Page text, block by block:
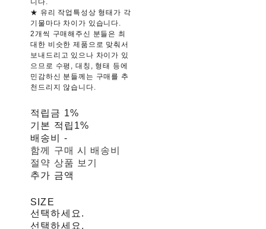
니다.
★ 유리 작업특성상 형태가 각
기물마다 차이가 있습니다.
2개씩 구매해주신 분들은 최
대한 비슷한 제품으로 맞춰서
보내드리고 있으나 차이가 있
으므로 수평, 대칭, 형태 등에
민감하신 분들께는 구매를 추
천드리지 않습니다.
적립금 1%
기본 적립 1%
배송비 -
함께 구매 시 배송비
절약 상품 보기
추가 금액
SIZE
선택하세요.
선택하세요.